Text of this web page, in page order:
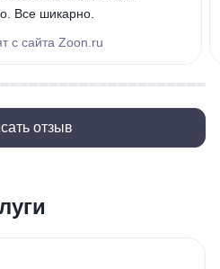
Все шикарно.
с сайта Zoon.ru
отзыв